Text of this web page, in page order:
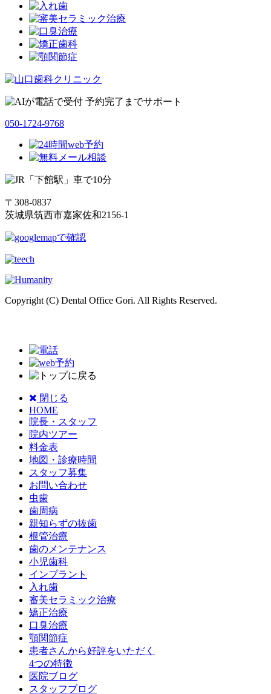
050-1724-9768
〒308-0837
茨城県筑西市嘉家佐和2156-1
Copyright (C) Dental Office Gori. All Rights Reserved.
閉じる
HOME
院長・スタッフ
院内ツアー
料金表
地図・診療時間
スタッフ募集
お問い合わせ
虫歯
歯周病
親知らずの抜歯
根管治療
歯のメンテナンス
小児歯科
インプラント
入れ歯
審美セラミック治療
矯正治療
口臭治療
顎関節症
患者さんから好評をいただく
4つの特徴
医院ブログ
スタッフブログ